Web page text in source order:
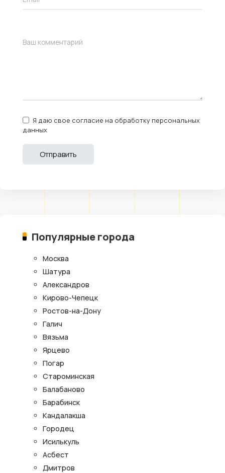
Я даю свое согласие на обработку персональных
данных
Популярные города
Москва
Шатура
Александров
Кирово-Чепецк
Ростов-на-Дону
Галич
Вязьма
Ярцево
Погар
Староминская
Балабаново
Барабинск
Кандалакша
Городец
Исилькуль
Асбест
Дмитров